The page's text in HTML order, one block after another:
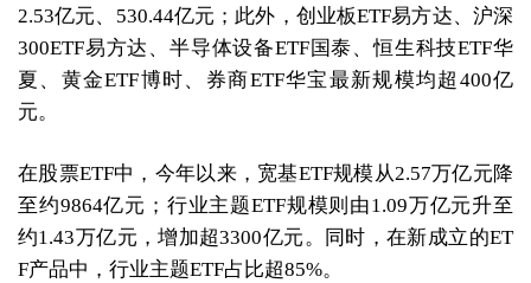
2.53亿元、530.44亿元；此外，创业板ETF易方达、沪深
300ETF易方达、半导体设备ETF国泰、恒生科技ETF华
夏、黄金ETF博时、券商ETF华宝最新规模均超400亿
元。
在股票ETF中，今年以来，宽基ETF规模从2.57万亿元降
至约9864亿元；行业主题ETF规模则由1.09万亿元升至
约1.43万亿元，增加超3300亿元。同时，在新成立的ET
F产品中，行业主题ETF占比超85%。